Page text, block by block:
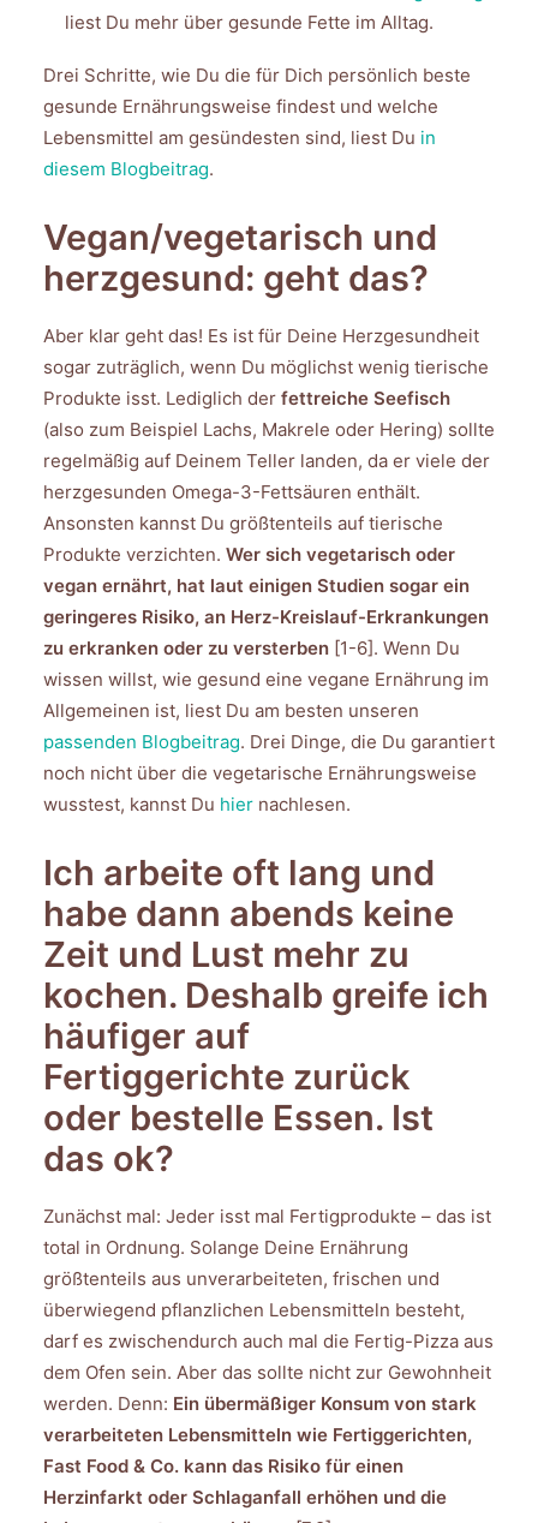
liest Du mehr über gesunde Fette im Alltag.
Drei Schritte, wie Du die für Dich persönlich beste
gesunde Ernährungsweise findest und welche
Lebensmittel am gesündesten sind, liest Du in
diesem Blogbeitrag.
Vegan/vegetarisch und
herzgesund: geht das?
Aber klar geht das! Es ist für Deine Herzgesundheit
sogar zuträglich, wenn Du möglichst wenig tierische
Produkte isst. Lediglich der fettreiche Seefisch
(also zum Beispiel Lachs, Makrele oder Hering) sollte
regelmäßig auf Deinem Teller landen, da er viele der
herzgesunden Omega-3-Fettsäuren enthält.
Ansonsten kannst Du größtenteils auf tierische
Produkte verzichten. Wer sich vegetarisch oder
vegan ernährt, hat laut einigen Studien sogar ein
geringeres Risiko, an Herz-Kreislauf-Erkrankungen
zu erkranken oder zu versterben [1-6]. Wenn Du
wissen willst, wie gesund eine vegane Ernährung im
Allgemeinen ist, liest Du am besten unseren
passenden Blogbeitrag. Drei Dinge, die Du garantiert
noch nicht über die vegetarische Ernährungsweise
wusstest, kannst Du hier nachlesen.
Ich arbeite oft lang und
habe dann abends keine
Zeit und Lust mehr zu
kochen. Deshalb greife ich
häufiger auf
Fertiggerichte zurück
oder bestelle Essen. Ist
das ok?
Zunächst mal: Jeder isst mal Fertigprodukte – das ist
total in Ordnung. Solange Deine Ernährung
größtenteils aus unverarbeiteten, frischen und
überwiegend pflanzlichen Lebensmitteln besteht,
darf es zwischendurch auch mal die Fertig-Pizza aus
dem Ofen sein. Aber das sollte nicht zur Gewohnheit
werden. Denn: Ein übermäßiger Konsum von stark
verarbeiteten Lebensmitteln wie Fertiggerichten,
Fast Food & Co. kann das Risiko für einen
Herzinfarkt oder Schlaganfall erhöhen und die